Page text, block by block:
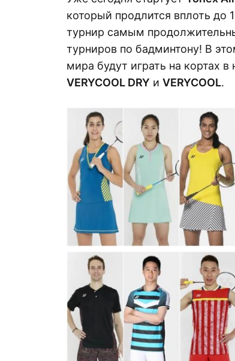
YONEX
ALL
OPEN
2018!
который продлится вплоть до
турнир самым
турниров по бадминтону! В
мира будут играть на кортах
VERYCOOL DRY и VERYCOOL.